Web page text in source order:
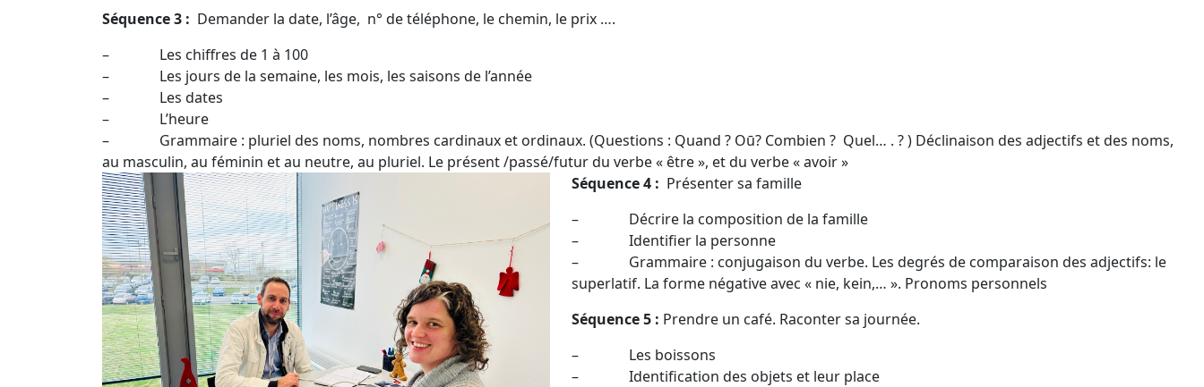
Séquence 3 : Demander la date, l’âge, n° de téléphone, le chemin, le prix ….
– Les chiffres de 1 à 100
– Les jours de la semaine, les mois, les saisons de l’année
– Les dates
– L’heure
– Grammaire : pluriel des noms, nombres cardinaux et ordinaux. (Questions : Quand ? Oū? Combien ? Quel… . ? ) Déclinaison des adjectifs et des noms,
au masculin, au féminin et au neutre, au pluriel. Le présent /passé/futur du verbe « être », et du verbe « avoir »
Séquence 4 : Présenter sa famille
– Décrire la composition de la famille
– Identifier la personne
– Grammaire : conjugaison du verbe. Les degrés de comparaison des adjectifs: le
superlatif. La forme négative avec « nie, kein,… ». Pronoms personnels
Séquence 5 : Prendre un café. Raconter sa journée.
– Les boissons
– Identification des objets et leur place